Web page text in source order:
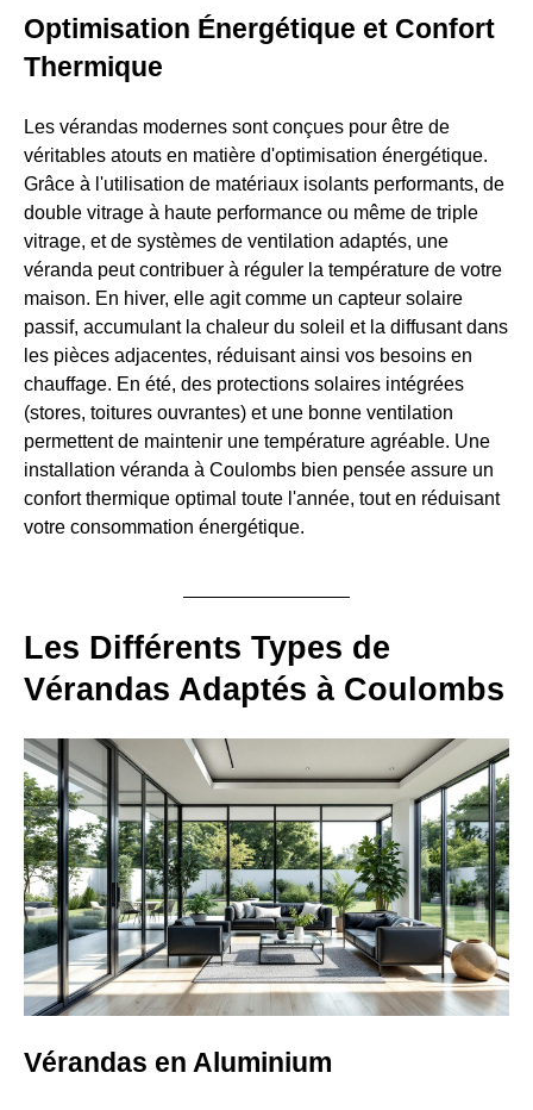
Optimisation Énergétique et Confort
Thermique
Les vérandas modernes sont conçues pour être de
véritables atouts en matière d'optimisation énergétique.
Grâce à l'utilisation de matériaux isolants performants, de
double vitrage à haute performance ou même de triple
vitrage, et de systèmes de ventilation adaptés, une
véranda peut contribuer à réguler la température de votre
maison. En hiver, elle agit comme un capteur solaire
passif, accumulant la chaleur du soleil et la diffusant dans
les pièces adjacentes, réduisant ainsi vos besoins en
chauffage. En été, des protections solaires intégrées
(stores, toitures ouvrantes) et une bonne ventilation
permettent de maintenir une température agréable. Une
installation véranda à Coulombs bien pensée assure un
confort thermique optimal toute l'année, tout en réduisant
votre consommation énergétique.
Les Différents Types de
Vérandas Adaptés à Coulombs
Vérandas en Aluminium